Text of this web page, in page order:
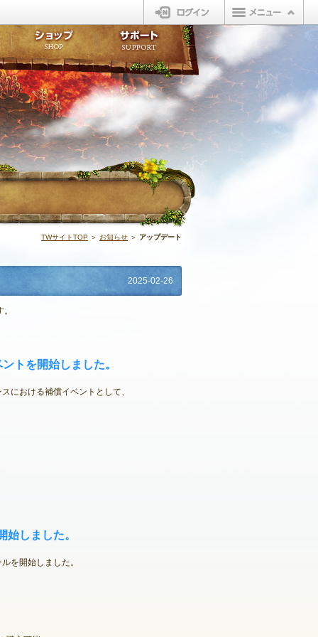
ログイン
ィーバー
TWサイトTOP ＞ お知らせ ＞ アップデート
2025-02-26
トを開始しました。
における補償イベントとして、
しました。
を開始しました。
ポイントライブラリ
LINEスタンプ
ショップ
販売アイテム
ビューティーショップ
オープンマーケットサポート
不具合対応状況
アンケート